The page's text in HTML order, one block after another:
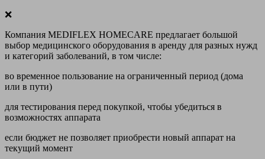
❌
Компания MEDIFLEX HOMECARE предлагает большой
выбор медицинского оборудования в аренду для разных нужд
и категорий заболеваний, в том числе:
во временное пользование на ограниченный период (дома
или в пути)
для тестирования перед покупкой, чтобы убедиться в
возможностях аппарата
если бюджет не позволяет приобрести новый аппарат на
текущий момент